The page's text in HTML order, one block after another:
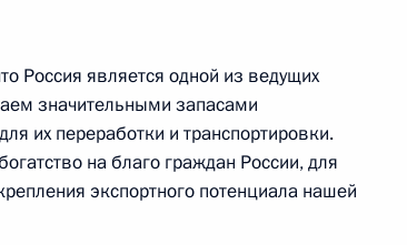
предпринимателей
1
Россия является одной из ведущих
значительными запасами
их переработки и транспортировки.
на благо граждан России, для
экспортного потенциала нашей